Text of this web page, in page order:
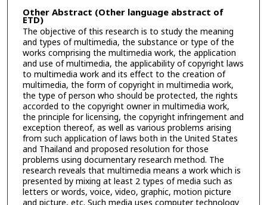
Other Abstract (Other language abstract of
ETD)
The objective of this research is to study the meaning
and types of multimedia, the substance or type of the
works comprising the multimedia work, the application
and use of multimedia, the applicability of copyright laws
to multimedia work and its effect to the creation of
multimedia, the form of copyright in multimedia work,
the type of person who should be protected, the rights
accorded to the copyright owner in multimedia work,
the principle for licensing, the copyright infringement and
exception thereof, as well as various problems arising
from such application of laws both in the United States
and Thailand and proposed resolution for those
problems using documentary research method. The
research reveals that multimedia means a work which is
presented by mixing at least 2 types of media such as
letters or words, voice, video, graphic, motion picture